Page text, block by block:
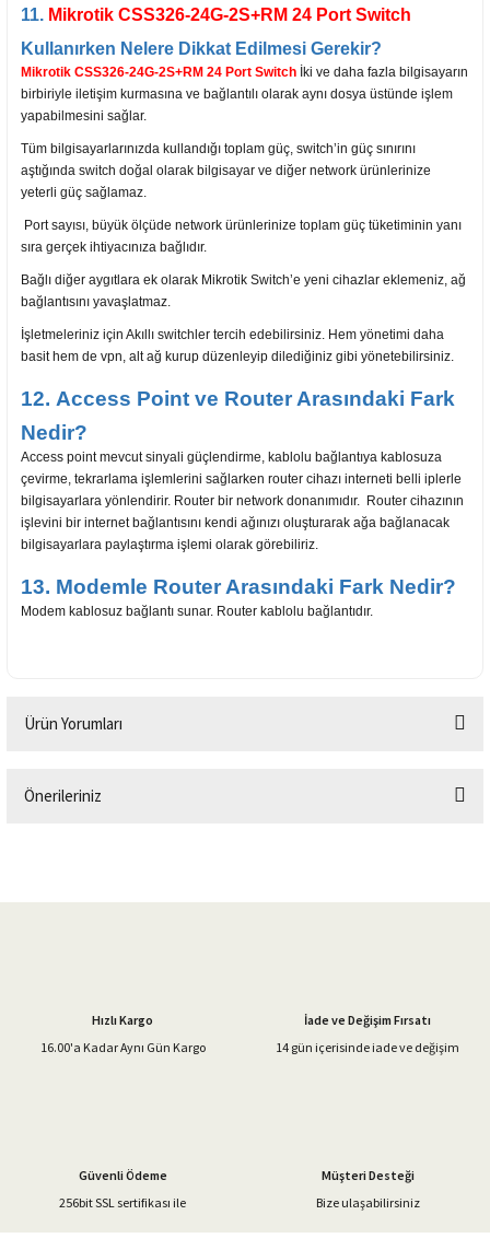
11. Mikrotik CSS326-24G-2S+RM 24 Port Switch
Kullanırken Nelere Dikkat Edilmesi Gerekir?
Mikrotik CSS326-24G-2S+RM 24 Port Switch İki ve daha fazla bilgisayarın
birbiriyle iletişim kurmasına ve bağlantılı olarak aynı dosya üstünde işlem
yapabilmesini sağlar.
Tüm bilgisayarlarınızda kullandığı toplam güç, switch’in güç sınırını
aştığında switch doğal olarak bilgisayar ve diğer network ürünlerinize
yeterli güç sağlamaz.
Port sayısı, büyük ölçüde network ürünlerinize toplam güç tüketiminin yanı
sıra gerçek ihtiyacınıza bağlıdır.
Bağlı diğer aygıtlara ek olarak Mikrotik Switch’e yeni cihazlar eklemeniz, ağ
bağlantısını yavaşlatmaz.
İşletmeleriniz için Akıllı switchler tercih edebilirsiniz. Hem yönetimi daha
basit hem de vpn, alt ağ kurup düzenleyip dilediğiniz gibi yönetebilirsiniz.
12. Access Point ve Router Arasındaki Fark
Nedir?
Access point mevcut sinyali güçlendirme, kablolu bağlantıya kablosuza
çevirme, tekrarlama işlemlerini sağlarken router cihazı interneti belli iplerle
bilgisayarlara yönlendirir. Router bir network donanımıdır. Router cihazının
işlevini bir internet bağlantısını kendi ağınızı oluşturarak ağa bağlanacak
bilgisayarlara paylaştırma işlemi olarak görebiliriz.
13. Modemle Router Arasındaki Fark Nedir?
Modem kablosuz bağlantı sunar. Router kablolu bağlantıdır.
Ürün Yorumları
Önerileriniz
Ürün bilgilerinde hatalar bulunuyor.
Gönder
Hızlı Kargo
16.00'a Kadar Aynı Gün Kargo
İade ve Değişim Fırsatı
14 gün içerisinde iade ve değişim
Güvenli Ödeme
256bit SSL sertifikası ile
Müşteri Desteği
Bize ulaşabilirsiniz